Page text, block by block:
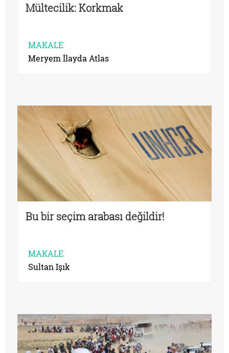
Mültecilik: Korkmak
MAKALE
Meryem İlayda Atlas
Bu bir seçim arabası değildir!
MAKALE
Sultan Işık